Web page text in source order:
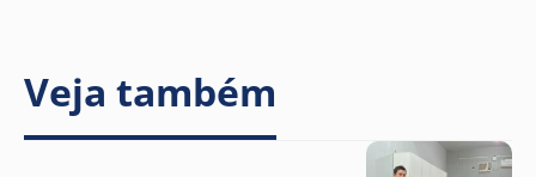
Veja também